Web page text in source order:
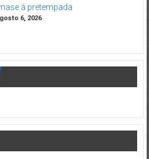
á pretempada
6, 2026